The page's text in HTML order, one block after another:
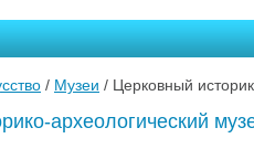
/ Музеи / Церковный
археологический